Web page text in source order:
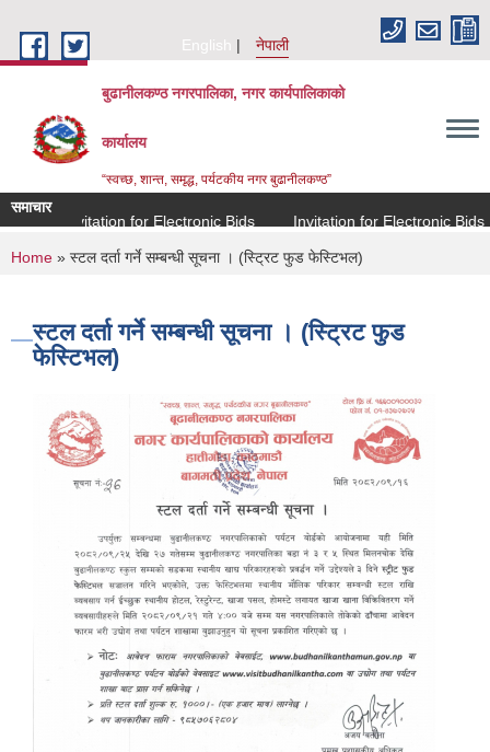
English
नेपाली
बुढानीलकण्ठ नगरपालिका, नगर कार्यपालिकाको
कार्यालय
“स्वच्छ, शान्त, समृद्ध, पर्यटकीय नगर बुढानीलकण्ठ”
समाचार
Invitation for Electronic Bids
Invitation for Electronic Bids
You are here
Home » स्टल दर्ता गर्ने सम्बन्धी सूचना । (स्ट्रिट फुड फेस्टिभल)
स्टल दर्ता गर्ने सम्बन्धी सूचना । (स्ट्रिट फुड
फेस्टिभल)